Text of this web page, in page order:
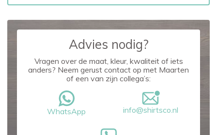
Advies nodig?
Vragen over de maat, kleur, kwaliteit of iets
anders? Neem gerust contact op met Maarten
of een van zijn collega’s:
WhatsApp info@shirtsco.nl